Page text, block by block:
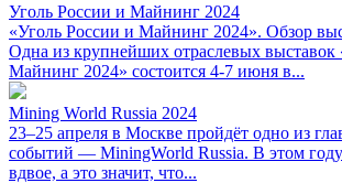
Уголь России и Майнинг 2024
«Уголь России и Майнинг 2024». Обзор
Одна из крупнейших отраслевых выставок
Майнинг 2024» состоится 4-7 июня в...
Mining World Russia 2024
23–25 апреля в Москве пройдёт одно из
событий — MiningWorld Russia. В этом
вдвое, а это значит, что...